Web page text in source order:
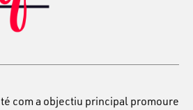
té com a objectiu principal promoure